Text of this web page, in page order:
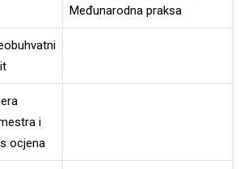
Međunarodna praksa
i
ocjena